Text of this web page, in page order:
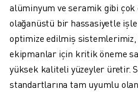
YIYECEK VE IÇECEK
MEDIKAL
PLASTIK
DEPOLAMA, LOJISTIK, SEVKIYAT
UYGULAMALAR
TÜM UYGULAMALAR
alüminyum ve seramik gibi
olağanüstü bir hassasiyetle
optimize edilmiş
ekipmanlar için kritik öneme
yüksek kaliteli yüzeyler üretir.
standartlarına tam uyumlu